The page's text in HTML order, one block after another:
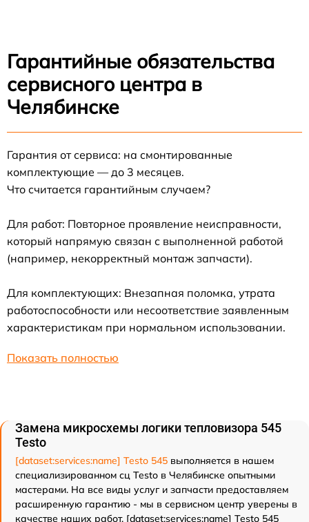
Гарантийные обязательства
сервисного центра в
Челябинске
Гарантия от сервиса: на смонтированные
комплектующие — до 3 месяцев.
Что считается гарантийным случаем?
Для работ: Повторное проявление неисправности,
который напрямую связан с выполненной работой
(например, некорректный монтаж запчасти).
Для комплектующих: Внезапная поломка, утрата
работоспособности или несоответствие заявленным
характеристикам при нормальном использовании.
Показать полностью
Замена микросхемы логики тепловизора 545
Testo
[dataset:services:name] Testo 545 выполняется в нашем
специализированном сц Testo в Челябинске опытными
мастерами. На все виды услуг и запчасти предоставляем
расширенную гарантию - мы в сервисном центр уверены в
качестве наших работ. [dataset:services:name] Testo 545